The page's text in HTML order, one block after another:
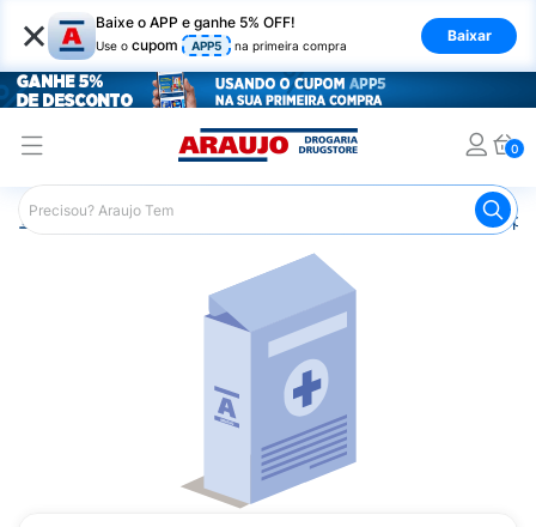
× Baixe o APP e ganhe 5% OFF!
Use o cupom APP5 na primeira compra
Baixar
0
Araujo Medicamentos